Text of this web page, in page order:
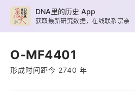
O-MF4401
形成时间距今 2740 年
DNA里的历史 App
获取最新研究数据，在线联系宗亲